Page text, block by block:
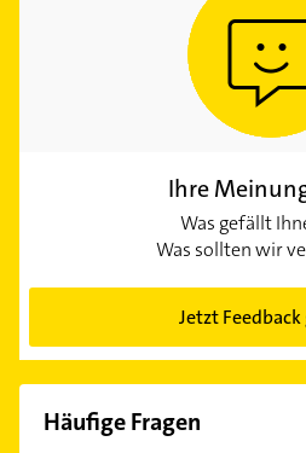
Ihre
Was gefällt
Was sollten wir
Jetzt
Häufige Fragen